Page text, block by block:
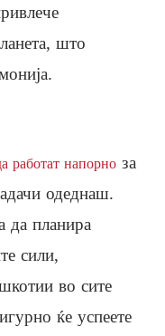
што
работат напорно за
одеднаш.
да планира
сили,
во сите
ќе успеете